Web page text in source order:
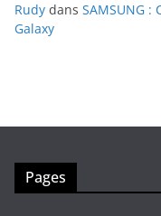
Rudy dans SAMSUNG
Galaxy
Pages